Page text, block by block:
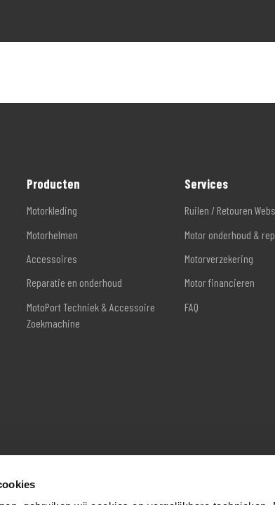
Producten
Motorkleding
Motorhelmen
Accessoires
Reparatie en onderhoud
MotoPort Techniek & Accessoire
Zoekmachine
Services
Ruilen / Retouren
Motor onderhoud &
Motorverzekering
Motor financieren
FAQ